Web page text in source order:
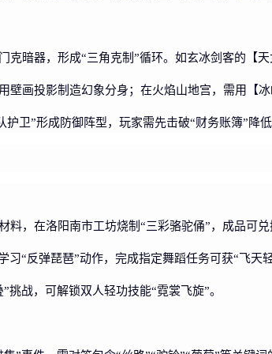
克暗器，形成“三角克制”循环。如玄冰剑客的【
壁画投影制造幻象分身；在火焰山地宫，需用【
护卫”形成防御阵型，玩家需先击破“财务账簿”降
料，在洛阳南市工坊烧制“三彩骆驼俑”，成品可兑
习“反弹琵琶”动作，完成指定舞蹈任务可获“飞天
挑战，可解锁双人轻功技能“霓裳飞旋”。